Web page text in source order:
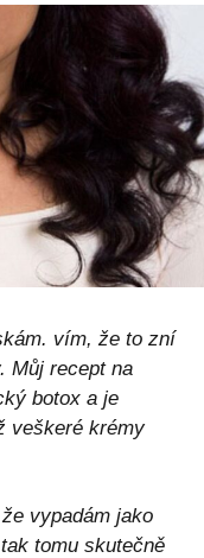
vím, že to zní
Můj recept na
botox a je
veškeré krémy
vypadám jako
tomu skutečně